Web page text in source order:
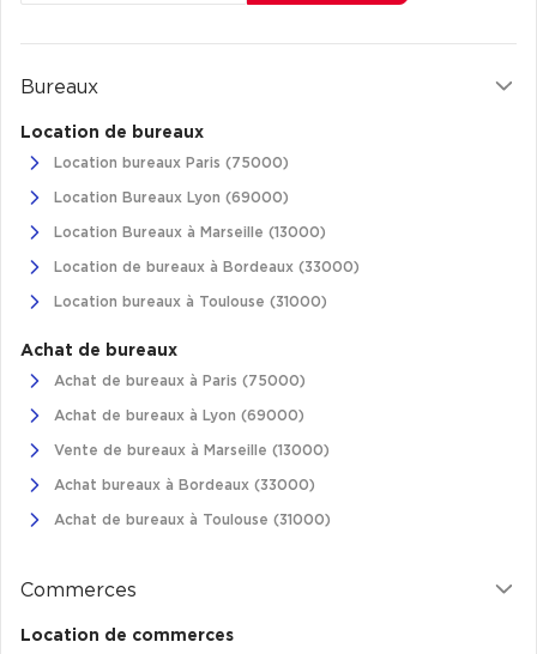
Achat de Commerces à Dijon
Bureaux privés à Paris
Bureaux privés à Lyon
Bureaux privés à Marseille
Bureaux privés à Neuilly-sur-Seine
Bureaux privés à Lille
Plateaux opérés
Plateaux opérés à Paris
Bureaux
Location de bureaux
Location bureaux Paris (75000)
Location Bureaux Lyon (69000)
Location Bureaux à Marseille (13000)
Location de bureaux à Bordeaux (33000)
Location bureaux à Toulouse (31000)
Achat de bureaux
Achat de bureaux à Paris (75000)
Achat de bureaux à Lyon (69000)
Vente de bureaux à Marseille (13000)
Achat bureaux à Bordeaux (33000)
Achat de bureaux à Toulouse (31000)
Commerces
Location de commerces